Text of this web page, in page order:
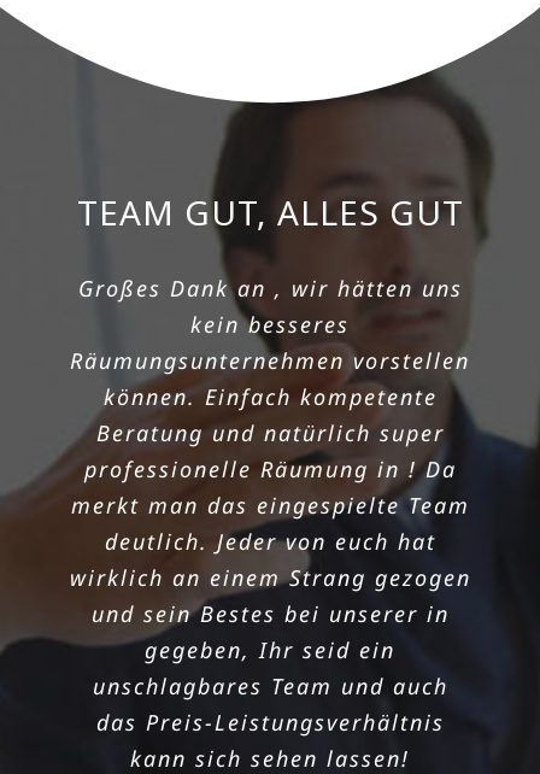
TEAM GUT, ALLES GUT
Großes Dank an , wir hätten uns
kein besseres
Räumungsunternehmen vorstellen
können. Einfach kompetente
Beratung und natürlich super
professionelle Räumung in ! Da
merkt man das eingespielte Team
deutlich. Jeder von euch hat
wirklich an einem Strang gezogen
und sein Bestes bei unserer in
gegeben, Ihr seid ein
unschlagbares Team und auch
das Preis-Leistungsverhältnis
kann sich sehen lassen!
PREISGÜNSTIGSTER
ANBIETER UND
SCHNELLE
Manchmal kommen die Dinge
unerwartet, eine in so kurzer Zeit
war der absolute Alptraum für
uns. Aber dank den
Freischauflern haben wir alles
doch in den Griff bekommen!
Unsere in hat einwandfrei
geklappt, weil wir nicht nur einen
schnell einen Termin bekamen,
sondern auch ein motiviertes
Team an unserer Seite sahen!